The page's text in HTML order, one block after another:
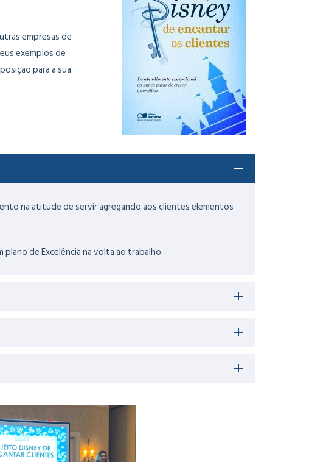
empresas de
exemplos de
para a sua
na atitude de servir agregando aos clientes elementos
de Excelência na volta ao trabalho.